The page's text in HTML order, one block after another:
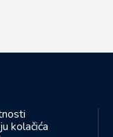
kolačića